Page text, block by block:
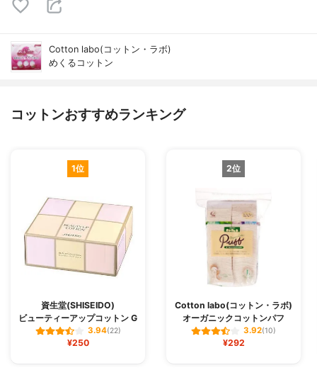
Cotton labo(コットン・ラボ)
めくるコットン
コットンおすすめランキング
1位
資生堂(SHISEIDO)
ビューティーアップコットン G
3.94(22)
¥250
2位
Cotton labo(コットン・ラボ)
オーガニックコットンパフ
3.92(10)
¥292